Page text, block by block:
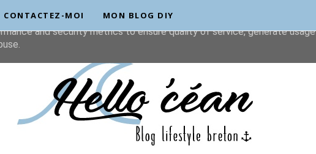
CONTACTEZ-MOI MON BLOG DIY
its services and to analyze traffic. Your IP address and user-agent
and security metrics to ensure quality of service, generate usage